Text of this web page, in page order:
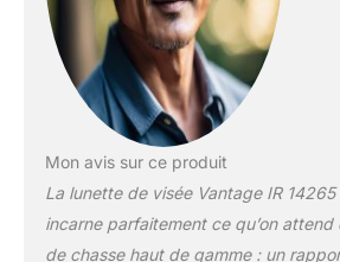
Mon avis sur ce produit
La lunette de visée Vantage IR
incarne parfaitement ce qu’on attend
de chasse haut de gamme : un